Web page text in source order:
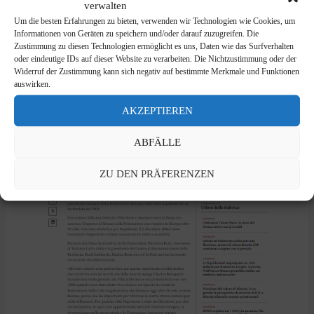
verwalten
Um die besten Erfahrungen zu bieten, verwenden wir Technologien wie Cookies, um
Informationen von Geräten zu speichern und/oder darauf zuzugreifen. Die
Zustimmung zu diesen Technologien ermöglicht es uns, Daten wie das Surfverhalten
oder eindeutige IDs auf dieser Website zu verarbeiten. Die Nichtzustimmung oder der
Widerruf der Zustimmung kann sich negativ auf bestimmte Merkmale und Funktionen
auswirken.
AKZEPTIEREN
ABFÄLLE
ZU DEN PRÄFERENZEN